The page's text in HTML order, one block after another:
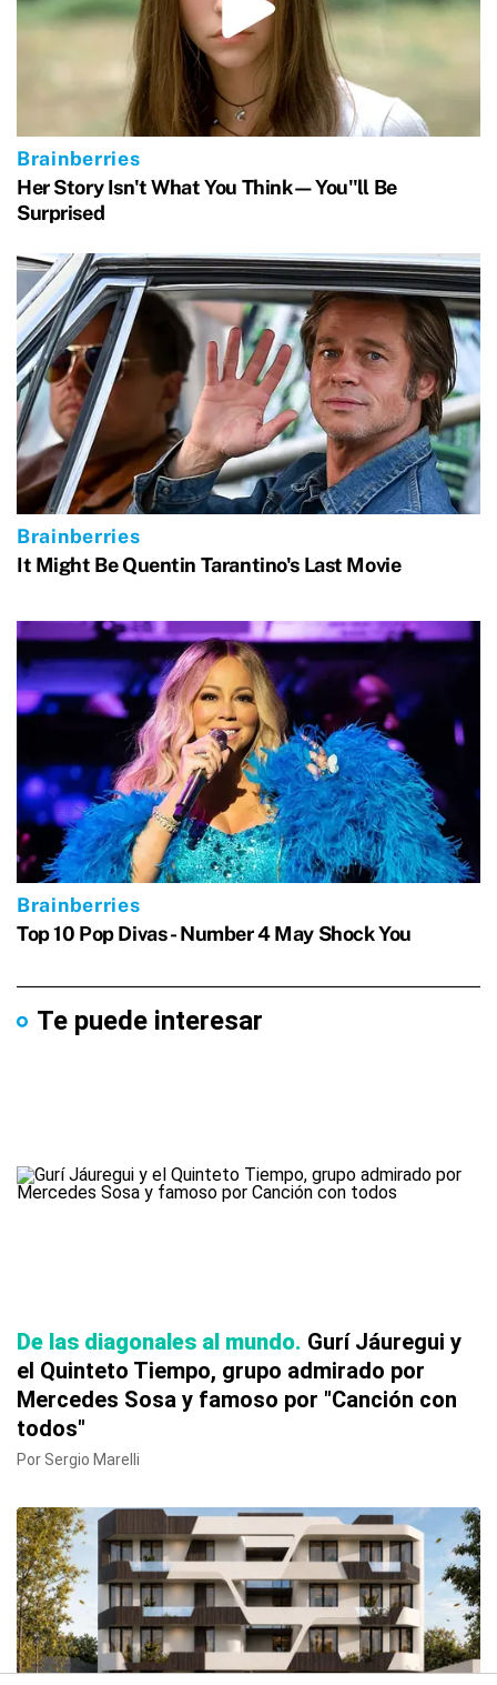
Te puede interesar
De las diagonales al mundo Gurí Jáuregui y
el Quinteto Tiempo, grupo admirado por
Mercedes Sosa y famoso por "Canción con
todos"
Por Sergio Marelli